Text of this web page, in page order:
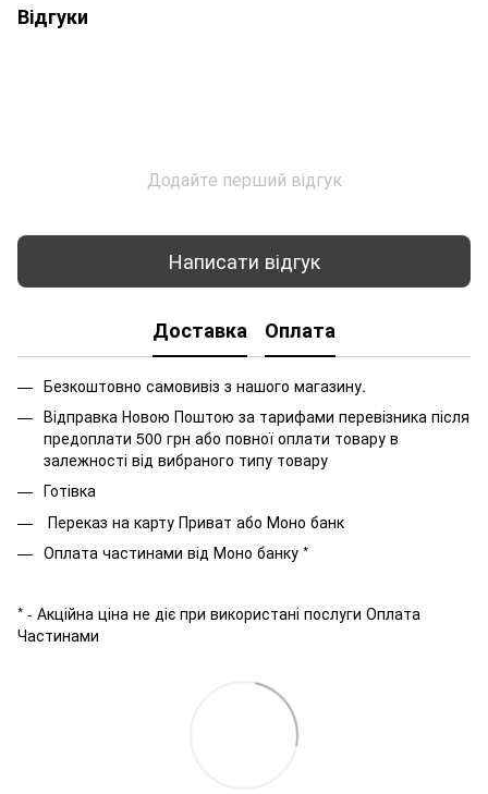
Відгуки
Додайте перший відгук
Написати відгук
Доставка Оплата
Безкоштовно самовивіз з нашого магазину.
Відправка Новою Поштою за тарифами перевізника після
предоплати 500 грн або повної оплати товару в
залежності від вибраного типу товару
Готівка
Переказ на карту Приват або Моно банк
Оплата частинами від Моно банку *
* - Акційна ціна не діє при використані послуги Оплата
Частинами